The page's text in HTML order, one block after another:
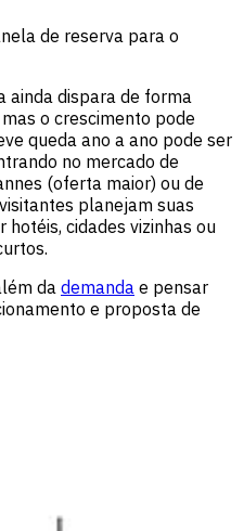
de reserva para o
ainda dispara de forma
o crescimento pode
queda ano a ano pode ser
no mercado de
(oferta maior) ou de
planejam suas
cidades vizinhas ou
da demanda e pensar
e proposta de